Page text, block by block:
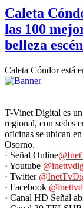
Caleta
las 100
belleza
Caleta Cóndor está
T-Vinet Digital es
regional, con sedes
oficinas se ubican
Osorno.
· Señal Online
· Youtube
· Twitter
· Facebook
· Canal HD Señal